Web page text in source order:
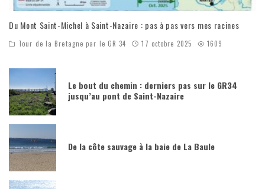
Du Mont Saint-Michel à Saint-Nazaire : pas à pas vers mes racines
Tour de la Bretagne par le GR 34 17 octobre 2025 1609
Le bout du chemin : derniers pas sur le GR34
jusqu’au pont de Saint-Nazaire
De la côte sauvage à la baie de La Baule